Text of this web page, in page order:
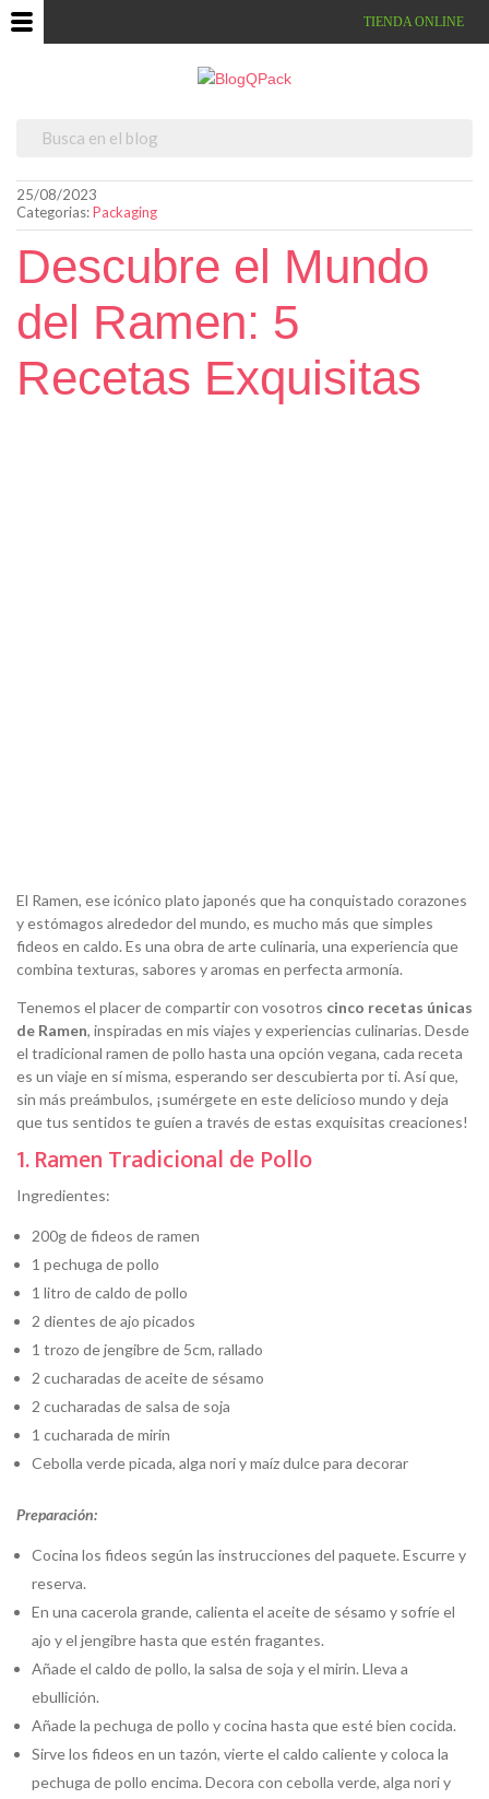
TIENDA ONLINE
Descubre el Mundo
del Ramen: 5
Recetas Exquisitas
25/08/2023
Categorias:Packaging
El Ramen, ese icónico plato japonés que ha conquistado corazones
y estómagos alrededor del mundo, es mucho más que simples
fideos en caldo. Es una obra de arte culinaria, una experiencia que
combina texturas, sabores y aromas en perfecta armonía.
Tenemos el placer de compartir con vosotros cinco recetas únicas
de Ramen, inspiradas en mis viajes y experiencias culinarias. Desde
el tradicional ramen de pollo hasta una opción vegana, cada receta
es un viaje en sí misma, esperando ser descubierta por ti. Así que,
sin más preámbulos, ¡sumérgete en este delicioso mundo y deja
que tus sentidos te guíen a través de estas exquisitas creaciones!
1. Ramen Tradicional de Pollo
Ingredientes:
200g de fideos de ramen
1 pechuga de pollo
1 litro de caldo de pollo
2 dientes de ajo picados
1 trozo de jengibre de 5cm, rallado
2 cucharadas de aceite de sésamo
2 cucharadas de salsa de soja
1 cucharada de mirin
Cebolla verde picada, alga nori y maíz dulce para decorar
Preparación:
Cocina los fideos según las instrucciones del paquete. Escurre y
reserva.
En una cacerola grande, calienta el aceite de sésamo y sofríe el
ajo y el jengibre hasta que estén fragantes.
Añade el caldo de pollo, la salsa de soja y el mirin. Lleva a
ebullición.
Añade la pechuga de pollo y cocina hasta que esté bien cocida.
Sirve los fideos en un tazón, vierte el caldo caliente y coloca la
pechuga de pollo encima. Decora con cebolla verde, alga nori y